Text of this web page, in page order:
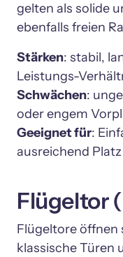
gelten als solide
ebenfalls freien
Stärken: stabil,
Schwächen:
Geeignet für:
Flügeltor
Flügeltore öffnen
klassische Türen